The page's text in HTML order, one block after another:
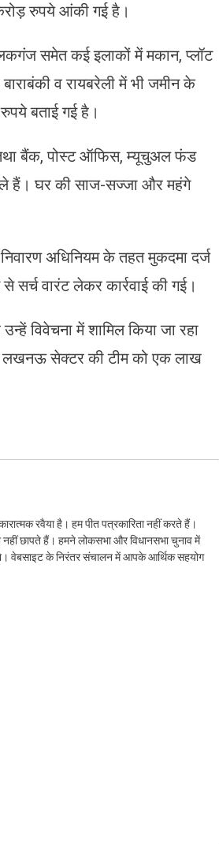
रुपये आंकी गई है।
समेत कई इलाकों में मकान, प्लॉट
व रायबरेली में भी जमीन के
बताई गई है।
तथा बैंक, पोस्ट ऑफिस, म्यूचुअल फंड
हैं। घर की साज-सज्जा और महंगे
अधिनियम के तहत मुकदमा दर्ज
सर्च वारंट लेकर कार्रवाई की गई।
विवेचना में शामिल किया जा रहा
लखनऊ सेक्टर की टीम को एक लाख
रवैया है। हम पीत पत्रकारिता नहीं करते हैं।
छापते हैं। हमने लोकसभा और विधानसभा चुनाव में
वेबसाइट के निरंतर संचालन में आपके आर्थिक सहयोग